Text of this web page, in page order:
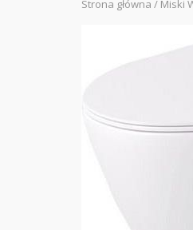
Strona główna / Miski